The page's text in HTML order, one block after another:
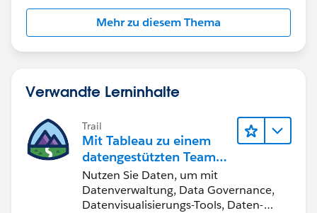
Mehr zu diesem Thema
Verwandte Lerninhalte
Trail
Mit Tableau zu einem
datengestützten Team
werden
Nutzen Sie Daten, um mit
Datenverwaltung, Data Governance,
Datenvisualisierungs-Tools, Daten-